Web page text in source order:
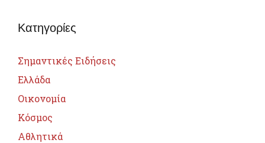
Κατηγορίες
Σημαντικές Ειδήσεις
Ελλάδα
Οικονομία
Κόσμος
Αθλητικά